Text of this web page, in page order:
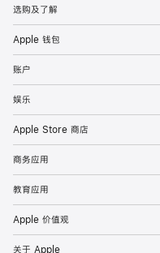
选购及了解
Apple 钱包
账户
娱乐
Apple Store 商店
商务应用
教育应用
Apple 价值观
关于 Apple